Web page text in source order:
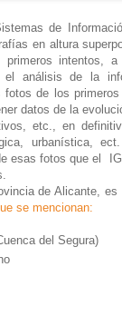
de
en altura
primeros intentos,
el análisis de la
fotos de los
datos de la
etc., en
urbanística,
esas fotos que el
de Alicante,
se mencionan:
del Segura)